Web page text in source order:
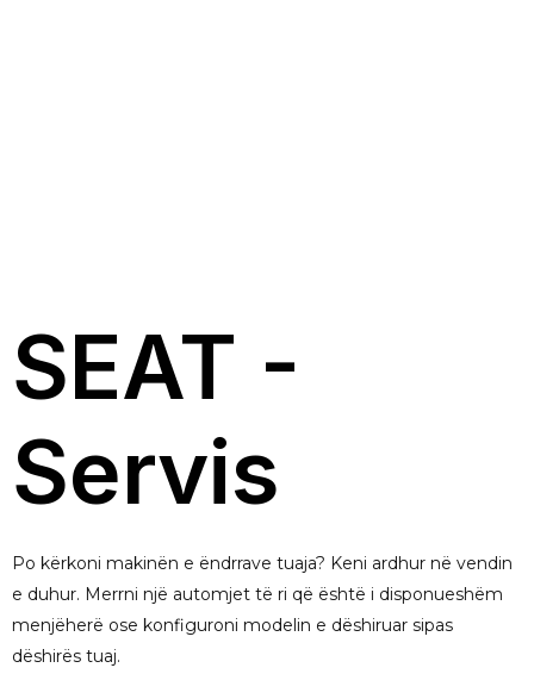
SEAT -
Servis
Po kërkoni makinën e ëndrrave tuaja? Keni ardhur në vendin
e duhur. Merrni një automjet të ri që është i disponueshëm
menjëherë ose konfiguroni modelin e dëshiruar sipas
dëshirës tuaj.